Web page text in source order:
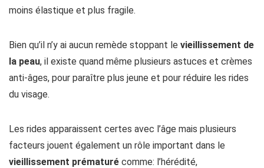
moins élastique et plus fragile.
Bien qu’il n’y ai aucun remède stoppant le vieillissement de
la peau, il existe quand même plusieurs astuces et crèmes
anti-âges, pour paraître plus jeune et pour réduire les rides
du visage.
Les rides apparaissent certes avec l’âge mais plusieurs
facteurs jouent également un rôle important dans le
vieillissement prématuré comme: l’hérédité,